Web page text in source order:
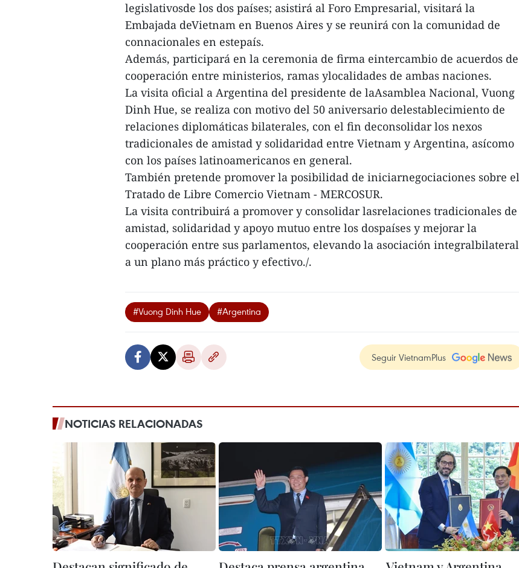
legislativosde los dos países; asistirá al Foro Empresarial, visitará la
Embajada deVietnam en Buenos Aires y se reunirá con la comunidad de
connacionales en estepaís.
Además, participará en la ceremonia de firma eintercambio de acuerdos de
cooperación entre ministerios, ramas ylocalidades de ambas naciones.
La visita oficial a Argentina del presidente de laAsamblea Nacional, Vuong
Dinh Hue, se realiza con motivo del 50 aniversario delestablecimiento de
relaciones diplomáticas bilaterales, con el fin deconsolidar los nexos
tradicionales de amistad y solidaridad entre Vietnam y Argentina, asícomo
con los países latinoamericanos en general.
También pretende promover la posibilidad de iniciarnegociaciones sobre el
Tratado de Libre Comercio Vietnam - MERCOSUR.
La visita contribuirá a promover y consolidar lasrelaciones tradicionales de
amistad, solidaridad y apoyo mutuo entre los dospaíses y mejorar la
cooperación entre sus parlamentos, elevando la asociación integralbilateral
a un plano más práctico y efectivo./.
#Vuong Dinh Hue #Argentina
Seguir VietnamPlus
NOTICIAS RELACIONADAS